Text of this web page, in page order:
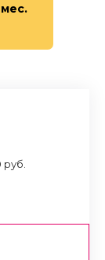
мес.